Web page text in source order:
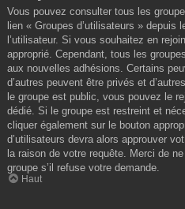
Vous pouvez consulter tous les
lien « Groupes d’utilisateurs » depuis
l’utilisateur. Si vous souhaitez en
approprié. Cependant, tous les
aux nouvelles adhésions. Certains
d’autres peuvent être privés et
le groupe est public, vous pouvez le
dédié. Si le groupe est restreint et
cliquer également sur le bouton
d’utilisateurs devra alors approuver
la raison de votre requête. Merci de
groupe s’il refuse votre demande.
Haut